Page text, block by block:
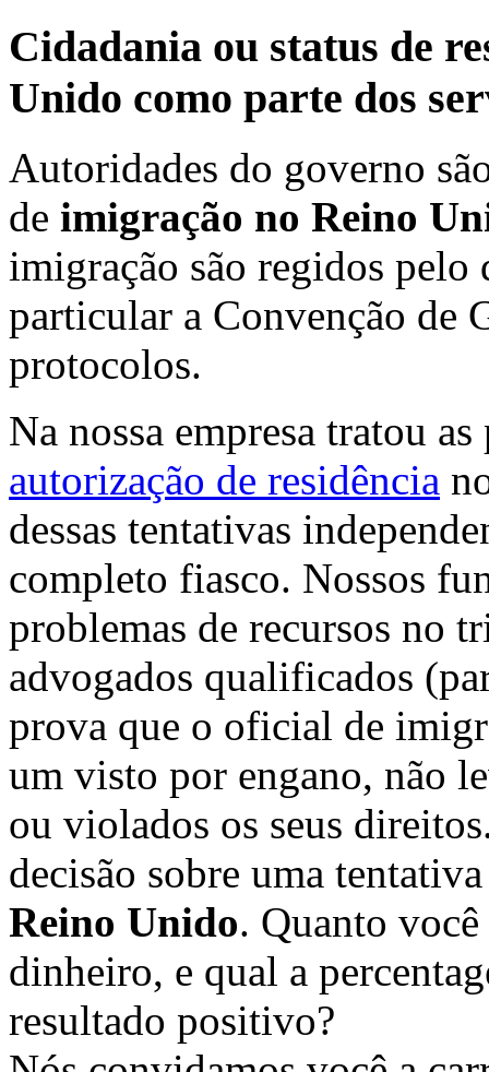
Cidadania ou status de
Unido como parte dos
Autoridades do governo
de imigração no Reino
imigração são regidos
particular a Convenção de
protocolos.
Na nossa empresa tratou
autorização de residência
dessas tentativas
completo fiasco. Nossos
problemas de recursos no
advogados qualificados
prova que o oficial de
um visto por engano, não
ou violados os seus
decisão sobre uma
Reino Unido. Quanto
dinheiro, e qual a
resultado positivo?